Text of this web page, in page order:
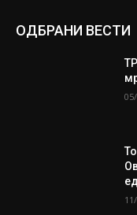
ОДБРАНИ ВЕСТИ